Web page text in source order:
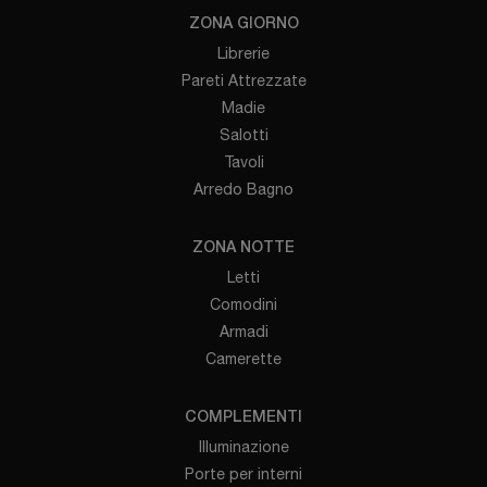
ZONA GIORNO
Librerie
Pareti Attrezzate
Madie
Salotti
Tavoli
Arredo Bagno
ZONA NOTTE
Letti
Comodini
Armadi
Camerette
COMPLEMENTI
Illuminazione
Porte per interni